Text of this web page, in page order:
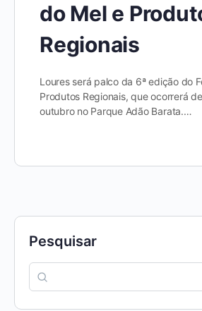
do Mel e
Regionais
Loures será palco da 6ª edição do
Produtos Regionais, que ocorrerá
outubro no Parque Adão Barata.…
Pesquisar